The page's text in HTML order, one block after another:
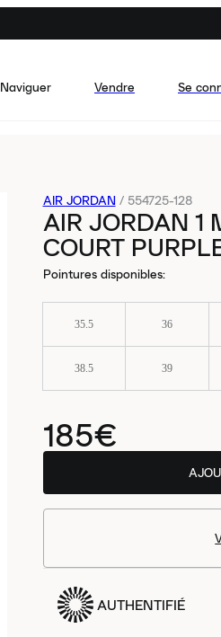
Naviguer Vendre Se
AIR JORDAN / 554725-128
AIR JORDAN 1
COURT
Pointures disponibles:
35.5 36
38.5 39
185€
AUTHENTIFIÉ